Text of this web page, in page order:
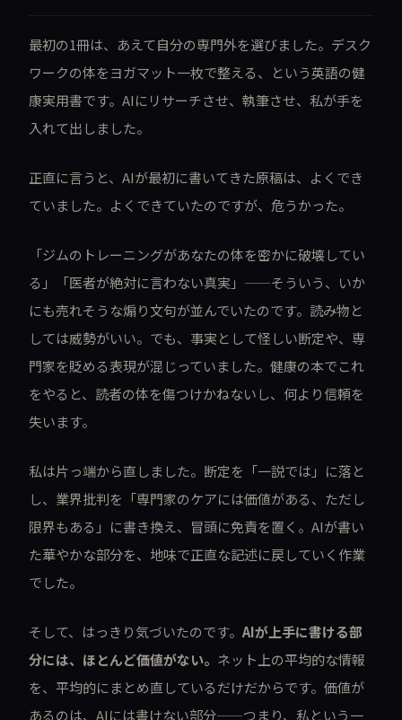
最初の1冊は、あえて自分の専門外を選びました。デスク
ワークの体をヨガマット一枚で整える、という英語の健
康実用書です。AIにリサーチさせ、執筆させ、私が手を
入れて出しました。
正直に言うと、AIが最初に書いてきた原稿は、よくでき
ていました。よくできていたのですが、危うかった。
「ジムのトレーニングがあなたの体を密かに破壊してい
る」「医者が絶対に言わない真実」——そういう、いか
にも売れそうな煽り文句が並んでいたのです。読み物と
しては威勢がいい。でも、事実として怪しい断定や、専
門家を貶める表現が混じっていました。健康の本でこれ
をやると、読者の体を傷つけかねないし、何より信頼を
失います。
私は片っ端から直しました。断定を「一説では」に落と
し、業界批判を「専門家のケアには価値がある、ただし
限界もある」に書き換え、冒頭に免責を置く。AIが書い
た華やかな部分を、地味で正直な記述に戻していく作業
でした。
そして、はっきり気づいたのです。 AIが上手に書ける部
分には、ほとんど価値がない。 ネット上の平均的な情報
を、平均的にまとめ直しているだけだからです。価値が
あるのは、AIには書けない部分——つまり、私という一